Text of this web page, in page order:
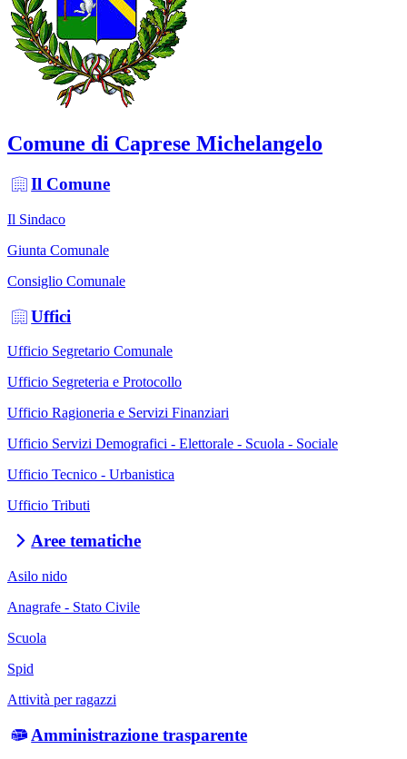
Comune di Caprese Michelangelo
Il Comune
Il Sindaco
Giunta Comunale
Consiglio Comunale
Uffici
Ufficio Segretario Comunale
Ufficio Segreteria e Protocollo
Ufficio Ragioneria e Servizi Finanziari
Ufficio Servizi Demografici - Elettorale - Scuola - Sociale
Ufficio Tecnico - Urbanistica
Ufficio Tributi
Aree tematiche
Asilo nido
Anagrafe - Stato Civile
Scuola
Spid
Attività per ragazzi
Amministrazione trasparente